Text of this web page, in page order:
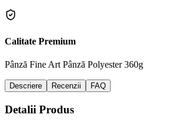
Calitate Premium
Pânză Fine Art Pânză Polyester 360g
Descriere Recenzii FAQ
Detalii Produs